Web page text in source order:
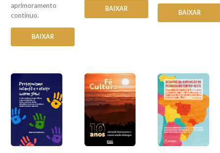
aprimoramento
contínuo.
BAIXAR
BAIXAR
BAIXAR